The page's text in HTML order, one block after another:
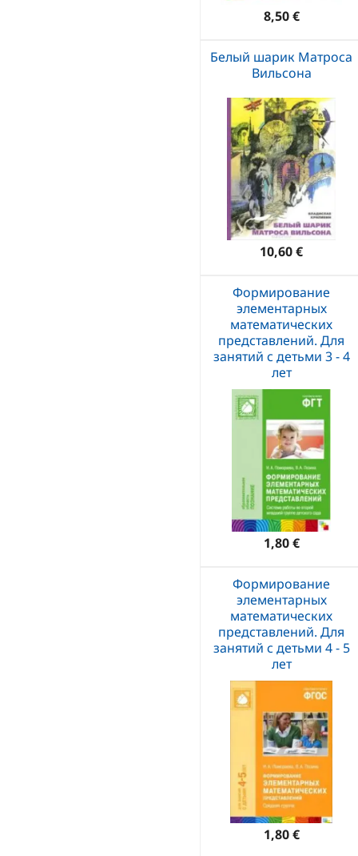
8,50 €
Белый шарик Матроса
Вильсона
10,60 €
Формирование
элементарных
математических
представлений. Для
занятий с детьми 3 - 4
лет
1,80 €
Формирование
элементарных
математических
представлений. Для
занятий с детьми 4 - 5
лет
1,80 €